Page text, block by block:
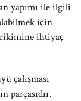
yapımı ile ilgili
için
ihtiyaç
çalışması
parçasıdır.